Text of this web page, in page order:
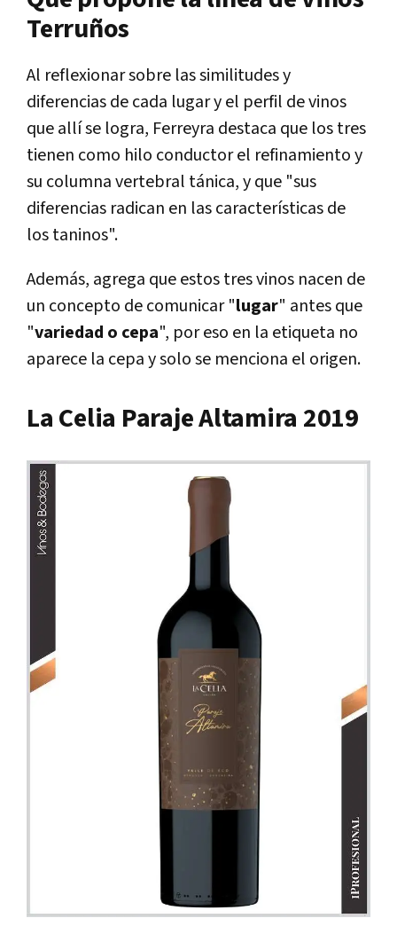
Terruños
Al reflexionar sobre las similitudes y
diferencias de cada lugar y el perfil de vinos
que allí se logra, Ferreyra destaca que los tres
tienen como hilo conductor el refinamiento y
su columna vertebral tánica, y que "sus
diferencias radican en las características de
los taninos".
Además, agrega que estos tres vinos nacen de
un concepto de comunicar "lugar" antes que
"variedad o cepa", por eso en la etiqueta no
aparece la cepa y solo se menciona el origen.
La Celia Paraje Altamira 2019